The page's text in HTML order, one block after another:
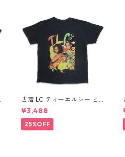
古着 LC ティーエルシー ヒ
ップホップ ラップ バンドT
シャツ プリントTシャツ ブ
ラック 表記：-- gd41037
0n w60804
¥3,488
25%OFF